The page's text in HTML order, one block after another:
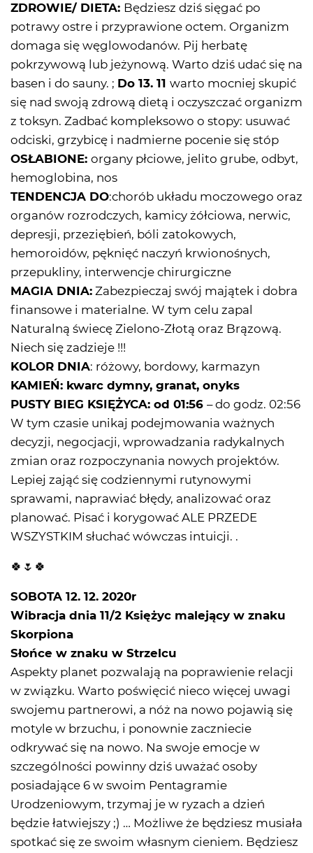
ZDROWIE/ DIETA: Będziesz dziś sięgać po
potrawy ostre i przyprawione octem. Organizm
domaga się węglowodanów. Pij herbatę
pokrzywową lub jeżynową. Warto dziś udać się na
basen i do sauny. ; Do 13. 11 warto mocniej skupić
się nad swoją zdrową dietą i oczyszczać organizm
z toksyn. Zadbać kompleksowo o stopy: usuwać
odciski, grzybicę i nadmierne pocenie się stóp
OSŁABIONE: organy płciowe, jelito grube, odbyt,
hemoglobina, nos
TENDENCJA DO:chorób układu moczowego oraz
organów rozrodczych, kamicy żółciowa, nerwic,
depresji, przeziębień, bóli zatokowych,
hemoroidów, pęknięć naczyń krwionośnych,
przepukliny, interwencje chirurgiczne
MAGIA DNIA: Zabezpieczaj swój majątek i dobra
finansowe i materialne. W tym celu zapal
Naturalną świecę Zielono-Złotą oraz Brązową.
Niech się zadzieje !!!
KOLOR DNIA: różowy, bordowy, karmazyn
KAMIEŃ: kwarc dymny, granat, onyks
PUSTY BIEG KSIĘŻYCA: od 01:56 – do godz. 02:56
W tym czasie unikaj podejmowania ważnych
decyzji, negocjacji, wprowadzania radykalnych
zmian oraz rozpoczynania nowych projektów.
Lepiej zająć się codziennymi rutynowymi
sprawami, naprawiać błędy, analizować oraz
planować. Pisać i korygować ALE PRZEDE
WSZYSTKIM słuchać wówczas intuicji. .
🍀🌷🍀
SOBOTA 12. 12. 2020r
Wibracja dnia 11/2 Księżyc malejący w znaku
Skorpiona
Słońce w znaku w Strzelcu
Aspekty planet pozwalają na poprawienie relacji
w związku. Warto poświęcić nieco więcej uwagi
swojemu partnerowi, a nóż na nowo pojawią się
motyle w brzuchu, i ponownie zaczniecie
odkrywać się na nowo. Na swoje emocje w
szczególności powinny dziś uważać osoby
posiadające 6 w swoim Pentagramie
Urodzeniowym, trzymaj je w ryzach a dzień
będzie łatwiejszy ;) … Możliwe że będziesz musiała
spotkać się ze swoim własnym cieniem. Będziesz